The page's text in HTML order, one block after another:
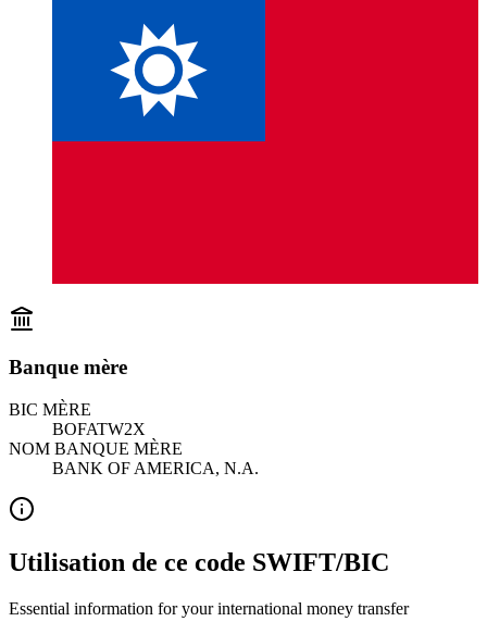
Banque mère
BIC MÈRE
BOFATW2X
NOM BANQUE MÈRE
BANK OF AMERICA, N.A.
Utilisation de ce code SWIFT/BIC
Essential information for your international money transfer